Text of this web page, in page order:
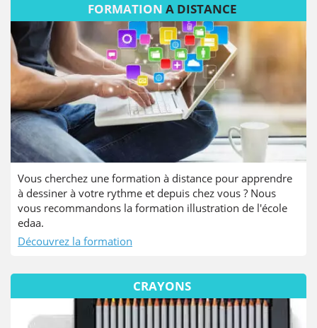
FORMATION A DISTANCE
Vous cherchez une formation à distance pour apprendre
à dessiner à votre rythme et depuis chez vous ? Nous
vous recommandons la formation illustration de l'école
edaa.
Découvrez la formation
CRAYONS